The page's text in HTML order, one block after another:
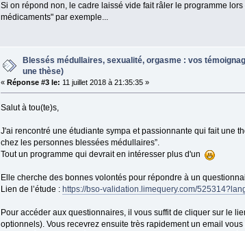
Si on répond non, le cadre laissé vide fait râler le programme
médicaments" par exemple...
Blessés médullaires, sexualité, orgasme : vos
une thèse)
« Réponse #3 le: 11 juillet 2018 à 21:35:35 »
Salut à tou(te)s,
J'ai rencontré une étudiante sympa et passionnante qui fait une
chez les personnes blessées médullaires”.
Tout un programme qui devrait en intéresser plus d'un
Elle cherche des bonnes volontés pour répondre à un
Lien de l’étude : https://bso-validation.limequery.com/
Pour accéder aux questionnaires, il vous suffit de cliquer sur le
optionnels). Vous recevrez ensuite très rapidement un email